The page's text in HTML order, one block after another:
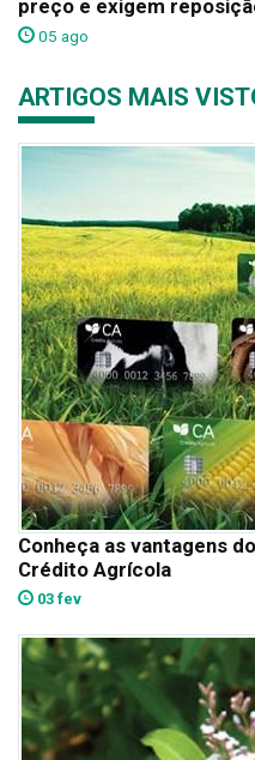
preço e exigem
05 ago
ARTIGOS MAIS
Conheça as vantagens
Crédito Agrícola
03 fev